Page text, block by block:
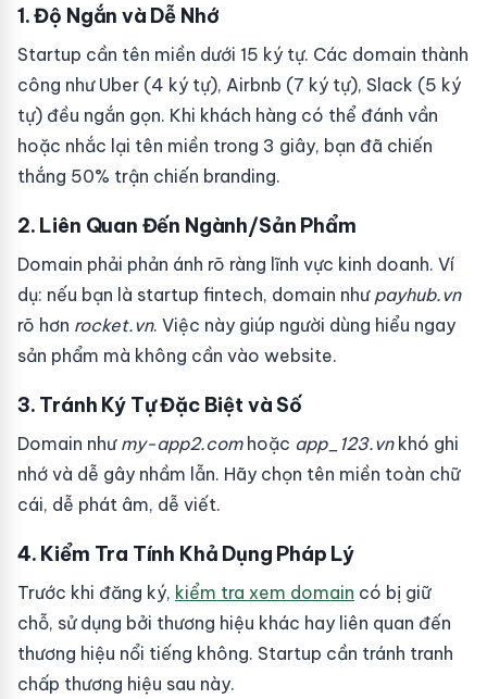
1. Độ Ngắn và Dễ Nhớ
Startup cần tên miền dưới 15 ký tự. Các domain thành
công như Uber (4 ký tự), Airbnb (7 ký tự), Slack (5 ký
tự) đều ngắn gọn. Khi khách hàng có thể đánh vần
hoặc nhắc lại tên miền trong 3 giây, bạn đã chiến
thắng 50% trận chiến branding.
2. Liên Quan Đến Ngành/Sản Phẩm
Domain phải phản ánh rõ ràng lĩnh vực kinh doanh. Ví
dụ: nếu bạn là startup fintech, domain như payhub.vn
rõ hơn rocket.vn. Việc này giúp người dùng hiểu ngay
sản phẩm mà không cần vào website.
3. Tránh Ký Tự Đặc Biệt và Số
Domain như my-app2.comhoặc app_123.vnkhó ghi
nhớ và dễ gây nhầm lẫn. Hãy chọn tên miền toàn chữ
cái, dễ phát âm, dễ viết.
4. Kiểm Tra Tính Khả Dụng Pháp Lý
Trước khi đăng ký, kiểm tra xem domain có bị giữ
chỗ, sử dụng bởi thương hiệu khác hay liên quan đến
thương hiệu nổi tiếng không. Startup cần tránh tranh
chấp thương hiệu sau này.